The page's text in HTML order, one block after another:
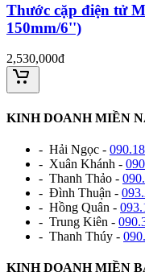
Thước cặp điện tử
150mm/6'')
2,530,000đ
KINH DOANH MIỀN
- Hải Ngọc -
- Xuân Khánh -
- Thanh Thảo -
- Đình Thuận -
- Hồng Quân -
- Trung Kiên -
- Thanh Thúy -
KINH DOANH MIỀN